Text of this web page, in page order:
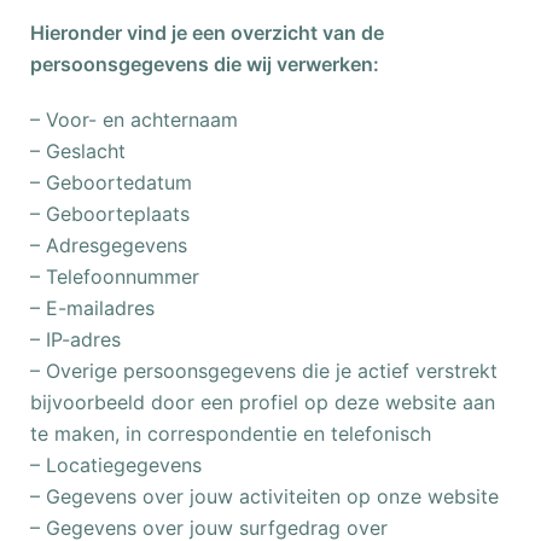
Hieronder vind je een overzicht van de
persoonsgegevens die wij verwerken:
– Voor- en achternaam
– Geslacht
– Geboortedatum
– Geboorteplaats
– Adresgegevens
– Telefoonnummer
– E-mailadres
– IP-adres
– Overige persoonsgegevens die je actief verstrekt
bijvoorbeeld door een profiel op deze website aan
te maken, in correspondentie en telefonisch
– Locatiegegevens
– Gegevens over jouw activiteiten op onze website
– Gegevens over jouw surfgedrag over